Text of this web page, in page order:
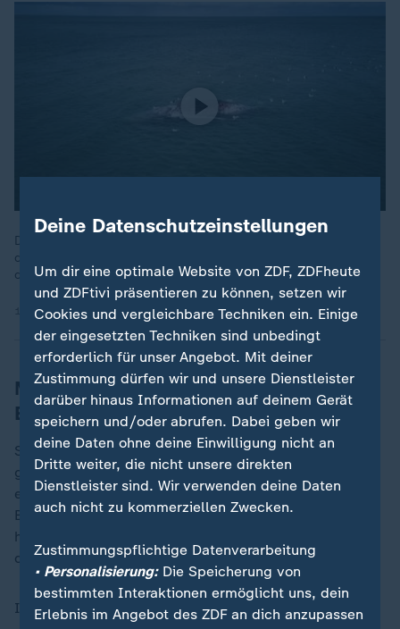
Die dänischen Behörden haben bestätigt, dass es sich bei
dem toten Wal vor einer dänischen Insel um den Wal handelt,
der wochenlang in der Ostsee gestrandet war.
16.05.2026 | 1:37 min
Merkel zu Buckelwal "Timmy": Auf
Experten hören
Später sei sie dann selbst ins Grübeln darüber
gekommen, wie sie bei dem gestrandeten Buckelwal
entschieden hätte, erzählte die ehemalige
Bundeskanzlerin und promovierte Physikerin. "Ich
habe mir in der Tat Gedanken gemacht: 'Was würdest
denn du jetzt machen?'", sagte Merkel.
Ihre Schlussfolgerung:
Deine Datenschutzeinstellungen
Um dir eine optimale Website von ZDF, ZDFheute
und ZDFtivi präsentieren zu können, setzen wir
Cookies und vergleichbare Techniken ein. Einige
der eingesetzten Techniken sind unbedingt
erforderlich für unser Angebot. Mit deiner
Zustimmung dürfen wir und unsere Dienstleister
darüber hinaus Informationen auf deinem Gerät
speichern und/oder abrufen. Dabei geben wir
deine Daten ohne deine Einwilligung nicht an
Dritte weiter, die nicht unsere direkten
Dienstleister sind. Wir verwenden deine Daten
auch nicht zu kommerziellen Zwecken.
Zustimmungspflichtige Datenverarbeitung
• Personalisierung:Die Speicherung von
bestimmten Interaktionen ermöglicht uns, dein
Erlebnis im Angebot des ZDF an dich anzupassen